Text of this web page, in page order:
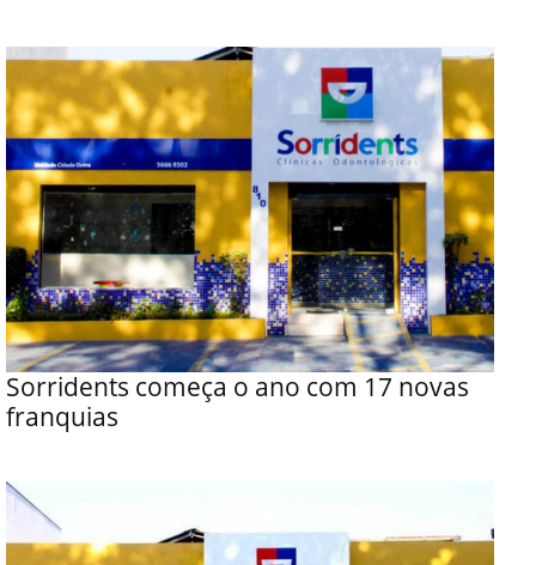
Sorridents começa o ano com 17 novas
franquias